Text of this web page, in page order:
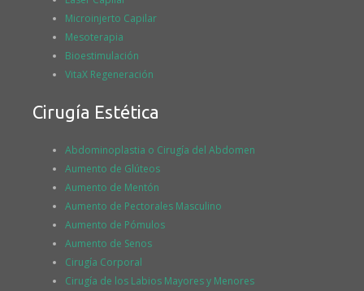
Microinjerto Capilar
Mesoterapia
Bioestimulación
VitaX Regeneración
Cirugía Estética
Abdominoplastia o Cirugía del Abdomen
Aumento de Glúteos
Aumento de Mentón
Aumento de Pectorales Masculino
Aumento de Pómulos
Aumento de Senos
Cirugía Corporal
Cirugía de los Labios Mayores y Menores